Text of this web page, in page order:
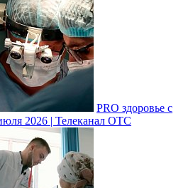
PRO здоровье с
2026 | Телеканал ОТС